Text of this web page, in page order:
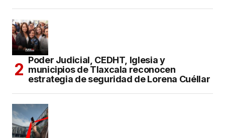
Poder Judicial, CEDHT, Iglesia y
municipios de Tlaxcala reconocen
estrategia de seguridad de Lorena Cuéllar